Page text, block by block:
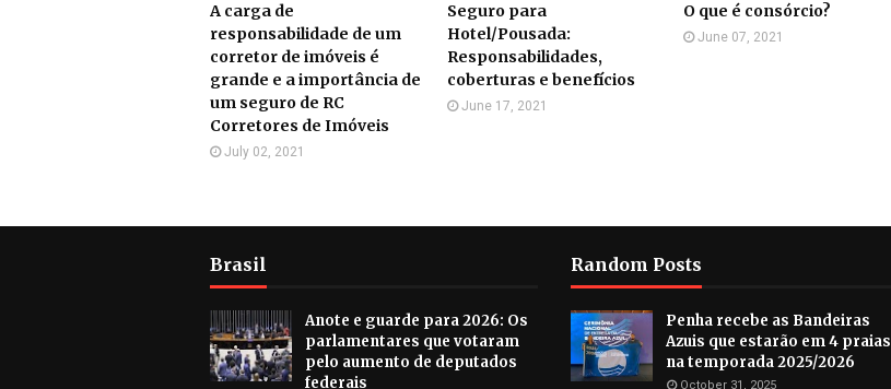
A carga de
responsabilidade de um
corretor de imóveis é
grande e a importância de
um seguro de RC
Corretores de Imóveis
July 02, 2021
Seguro para
Hotel/Pousada:
Responsabilidades,
coberturas e benefícios
June 17, 2021
O que é consórcio?
June 07, 2021
Brasil
Anote e guarde para 2026: Os
parlamentares que votaram
pelo aumento de deputados
federais
Random Posts
Penha recebe as Bandeiras
Azuis que estarão em 4 praias
na temporada 2025/2026
October 31, 2025